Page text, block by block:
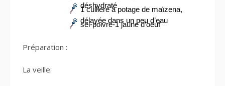
déshydraté
1 cuillère à potage de maïzena,
délayée dans un peu d’eau
sel-poivre-1 jaune d’oeuf
Préparation :
La veille: